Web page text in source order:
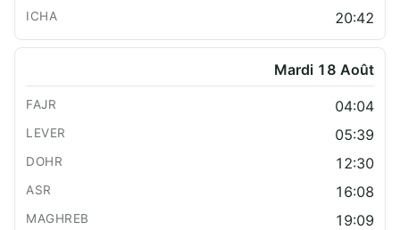
20:42
Mardi 18 Août
04:04
05:39
12:30
16:08
19:09